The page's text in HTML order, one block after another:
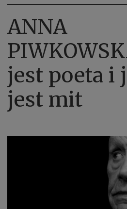
ANNA
jest poeta i
jest mit